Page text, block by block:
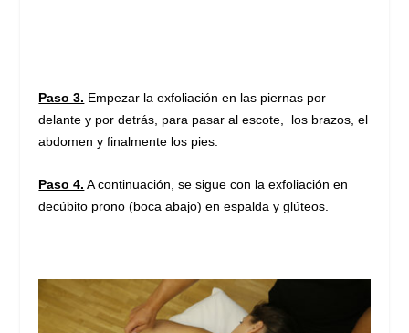
Paso 3. Empezar la exfoliación en las piernas por
delante y por detrás, para pasar al escote, los brazos, el
abdomen y finalmente los pies.
Paso 4. A continuación, se sigue con la exfoliación en
decúbito prono (boca abajo) en espalda y glúteos.